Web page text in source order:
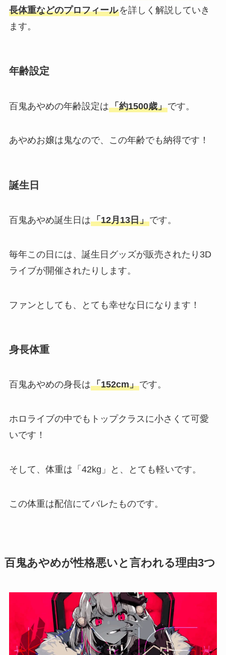
長体重などのプロフィールを詳しく解説していき
ます。
年齢設定
百鬼あやめの年齢設定は「約1500歳」です。
あやめお嬢は鬼なので、この年齢でも納得です！
誕生日
百鬼あやめ誕生日は「12月13日」です。
毎年この日には、誕生日グッズが販売されたり3D
ライブが開催されたりします。
ファンとしても、とても幸せな日になります！
身長体重
百鬼あやめの身長は「152cm」です。
ホロライブの中でもトップクラスに小さくて可愛
いです！
そして、体重は「42kg」と、とても軽いです。
この体重は配信にてバレたものです。
百鬼あやめが性格悪いと言われる理由3つ